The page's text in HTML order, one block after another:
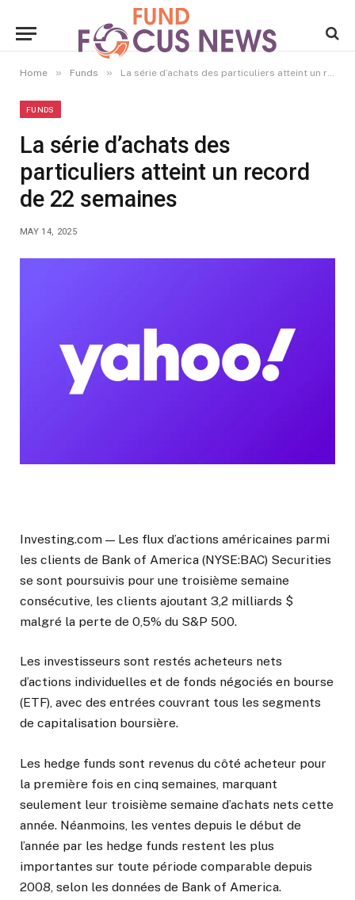
Home » Funds » La série d’achats des particuliers atteint un record de 22 semaines
FUNDS
La série d’achats des
particuliers atteint un record
de 22 semaines
MAY 14, 2025
Investing.com — Les flux d’actions américaines parmi
les clients de Bank of America (NYSE:BAC) Securities
se sont poursuivis pour une troisième semaine
consécutive, les clients ajoutant 3,2 milliards $
malgré la perte de 0,5% du S&P 500.
Les investisseurs sont restés acheteurs nets
d’actions individuelles et de fonds négociés en bourse
(ETF), avec des entrées couvrant tous les segments
de capitalisation boursière.
Les hedge funds sont revenus du côté acheteur pour
la première fois en cinq semaines, marquant
seulement leur troisième semaine d’achats nets cette
année. Néanmoins, les ventes depuis le début de
l’année par les hedge funds restent les plus
importantes sur toute période comparable depuis
2008, selon les données de Bank of America.